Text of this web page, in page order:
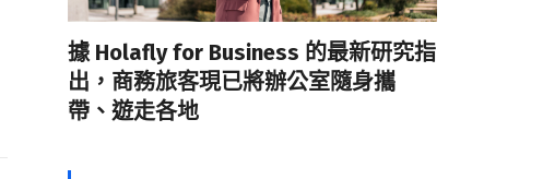
據 Holafly for Business 的最新研究指
出，商務旅客現已將辦公室隨身攜
帶、遊走各地